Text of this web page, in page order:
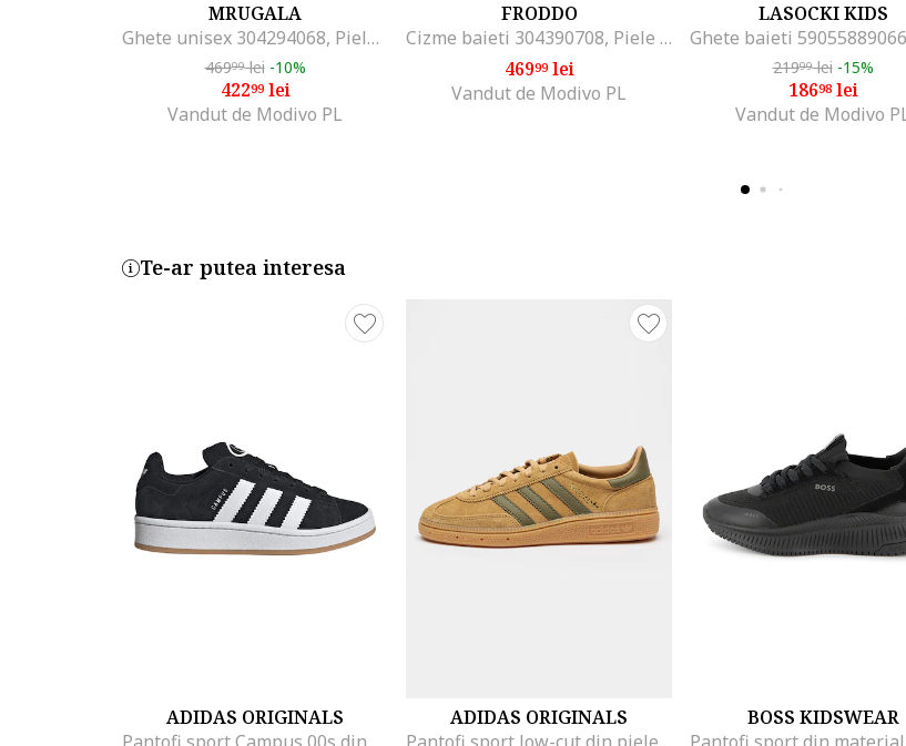
MRUGALA
Ghete unisex 304294068, Piele naturala, Albastru, Albastru
46999lei -10%
42299lei
Vandut de Modivo PL
FRODDO
Cizme baieti 304390708, Piele naturala, Albastru, Albastru
46999lei
Vandut de Modivo PL
LASOCKI KIDS
21999lei -15%
18698lei
Vandut de Modivo
Te-ar putea interesa
ADIDAS ORIGINALS
ADIDAS ORIGINALS
BOSS KIDSWEAR